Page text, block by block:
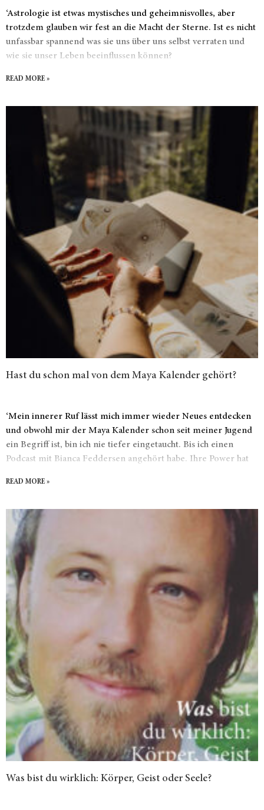
‘Astrologie ist etwas mystisches und geheimnisvolles, aber
trotzdem glauben wir fest an die Macht der Sterne. Ist es nicht
unfassbar spannend was sie uns über uns selbst verraten und
wie sie unser Leben beeinflussen können?
READ MORE »
Hast du schon mal von dem Maya Kalender gehört?
‘Mein innerer Ruf lässt mich immer wieder Neues entdecken
und obwohl mir der Maya Kalender schon seit meiner Jugend
ein Begriff ist, bin ich nie tiefer eingetaucht. Bis ich einen
Podcast mit Bianca Feddersen angehört habe. Ihre Power hat
READ MORE »
Was bist du wirklich: Körper, Geist oder Seele?